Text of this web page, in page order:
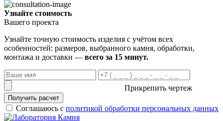
Узнайте стоимость
Вашего проекта
Узнайте точную стоимость изделия с учётом всех
особенностей: размеров, выбранного камня, обработки,
монтажа и доставки — всего за 15 минут.
Прикрепить чертеж
Получить расчет
Соглашаюсь с политикой обработки персональных данных